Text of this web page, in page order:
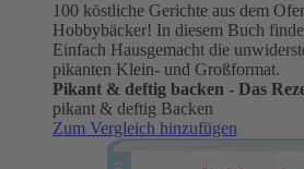
100 köstliche Gerichte aus dem
Hobbybäcker! In diesem Buch
Einfach Hausgemacht die
pikanten Klein- und Großformat.
Pikant & deftig backen - Das
pikant & deftig Backen
Zum Vergleich hinzufügen